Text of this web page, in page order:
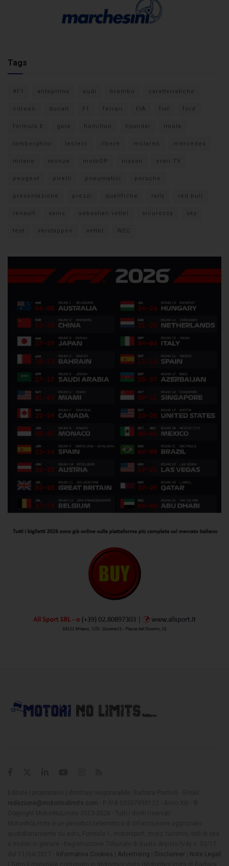
Tags
#F1 anteprima audi brembo caratteristiche
citroen ducati F1 ferrari FIA fiat ford
formula E gara hamilton hyundai imola
lamborghini leclerc libere mclaren mercedes
milano monza motoGP nissan orari TV
peugeot pirelli pneumatici porsche
presentazione prezzi qualifiche rally red bull
renault sainz sebastian vettel sicurezza sky
test verstappen vettel WEC
redazione@motorinolimits.com
Informativa Cookies Advertising Disclaimer
Note Legali